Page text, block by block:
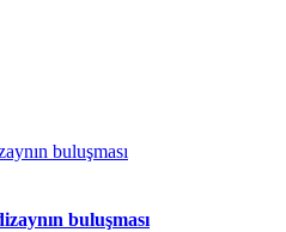
buluşması